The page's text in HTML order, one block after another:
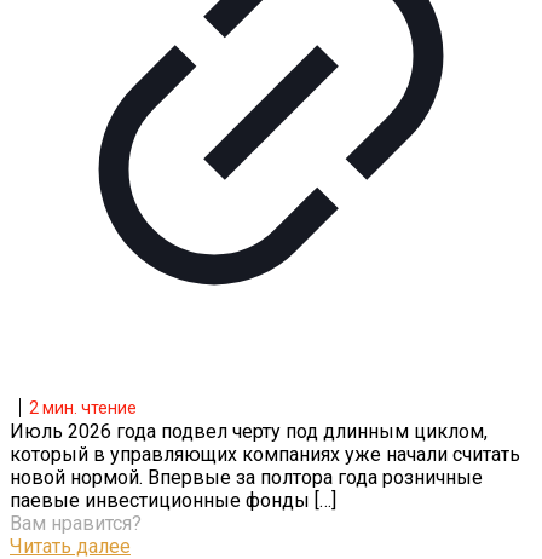
2 мин. чтение
Июль 2026 года подвел черту под длинным циклом,
который в управляющих компаниях уже начали считать
новой нормой. Впервые за полтора года розничные
паевые инвестиционные фонды […]
Вам нравится?
Читать далее